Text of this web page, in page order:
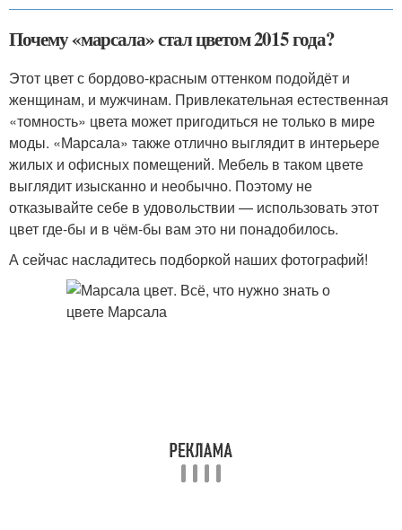
Почему «марсала» стал цветом 2015 года?
Этот цвет с бордово-красным оттенком подойдёт и
женщинам, и мужчинам. Привлекательная естественная
«томность» цвета может пригодиться не только в мире
моды. «Марсала» также отлично выглядит в интерьере
жилых и офисных помещений. Мебель в таком цвете
выглядит изысканно и необычно. Поэтому не
отказывайте себе в удовольствии — использовать этот
цвет где-бы и в чём-бы вам это ни понадобилось.
А сейчас насладитесь подборкой наших фотографий!